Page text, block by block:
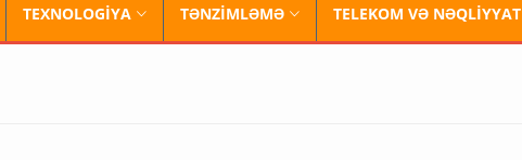
TEXNOLOGİYA TƏNZİMLƏMƏ TELEKOM VƏ NƏQLİYYAT